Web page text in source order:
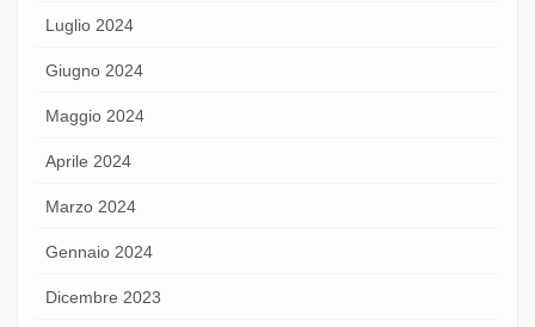
Luglio 2024
Giugno 2024
Maggio 2024
Aprile 2024
Marzo 2024
Gennaio 2024
Dicembre 2023